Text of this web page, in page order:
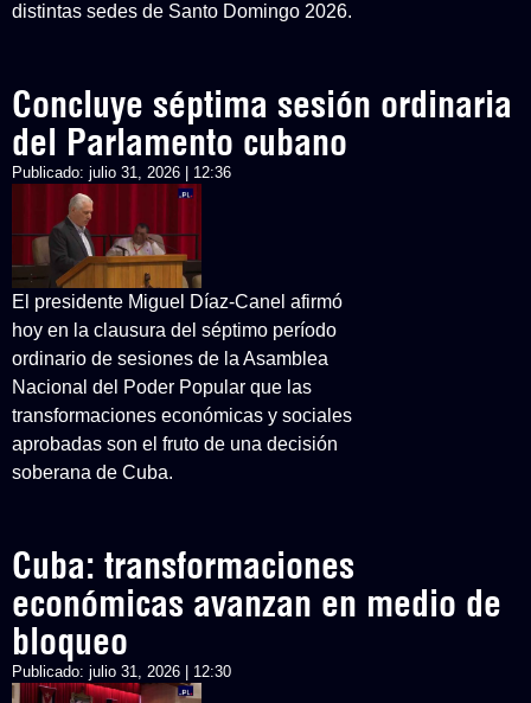
distintas sedes de Santo Domingo 2026.
Concluye séptima sesión ordinaria
del Parlamento cubano
Publicado: julio 31, 2026 | 12:36
El presidente Miguel Díaz-Canel afirmó
hoy en la clausura del séptimo período
ordinario de sesiones de la Asamblea
Nacional del Poder Popular que las
transformaciones económicas y sociales
aprobadas son el fruto de una decisión
soberana de Cuba.
Cuba: transformaciones
económicas avanzan en medio de
bloqueo
Publicado: julio 31, 2026 | 12:30